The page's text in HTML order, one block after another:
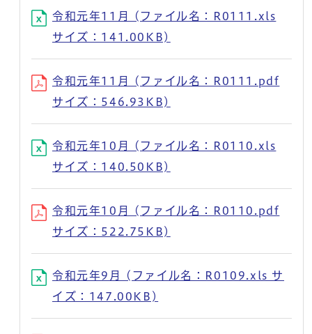
令和元年11月 (ファイル名：R0111.xls
サイズ：141.00KB)
令和元年11月 (ファイル名：R0111.pdf
サイズ：546.93KB)
令和元年10月 (ファイル名：R0110.xls
サイズ：140.50KB)
令和元年10月 (ファイル名：R0110.pdf
サイズ：522.75KB)
令和元年9月 (ファイル名：R0109.xls サ
イズ：147.00KB)